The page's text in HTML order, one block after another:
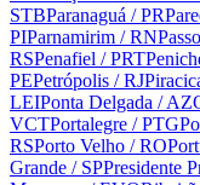
STBParanaguá / PR
PIParnamirim / RN
RSPenafiel / PRT
PEPetrópolis / RJ
LEIPonta Delgada /
VCTPortalegre / PTG
RSPorto Velho / RO
Grande / SPPresidente